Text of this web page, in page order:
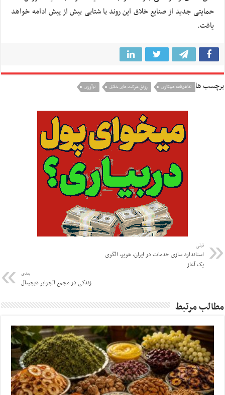
حمایتی جدید از صنایع خلاق این روند با شتابی بیش از پیش ادامه خواهد
یافت.
برچسب ها تفاهم‌نامه همکاری رونق شرکت های خلاق نوآوری
قبلی
استاندارد سازی خدمات در ایران، هوپو، الگوی
یک آغاز
بعدی
زندگی در مجمع الجزایر دیجیتال
مطالب مرتبط